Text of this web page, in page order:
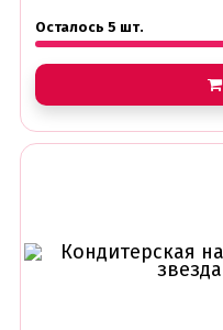
Осталось 5 шт.